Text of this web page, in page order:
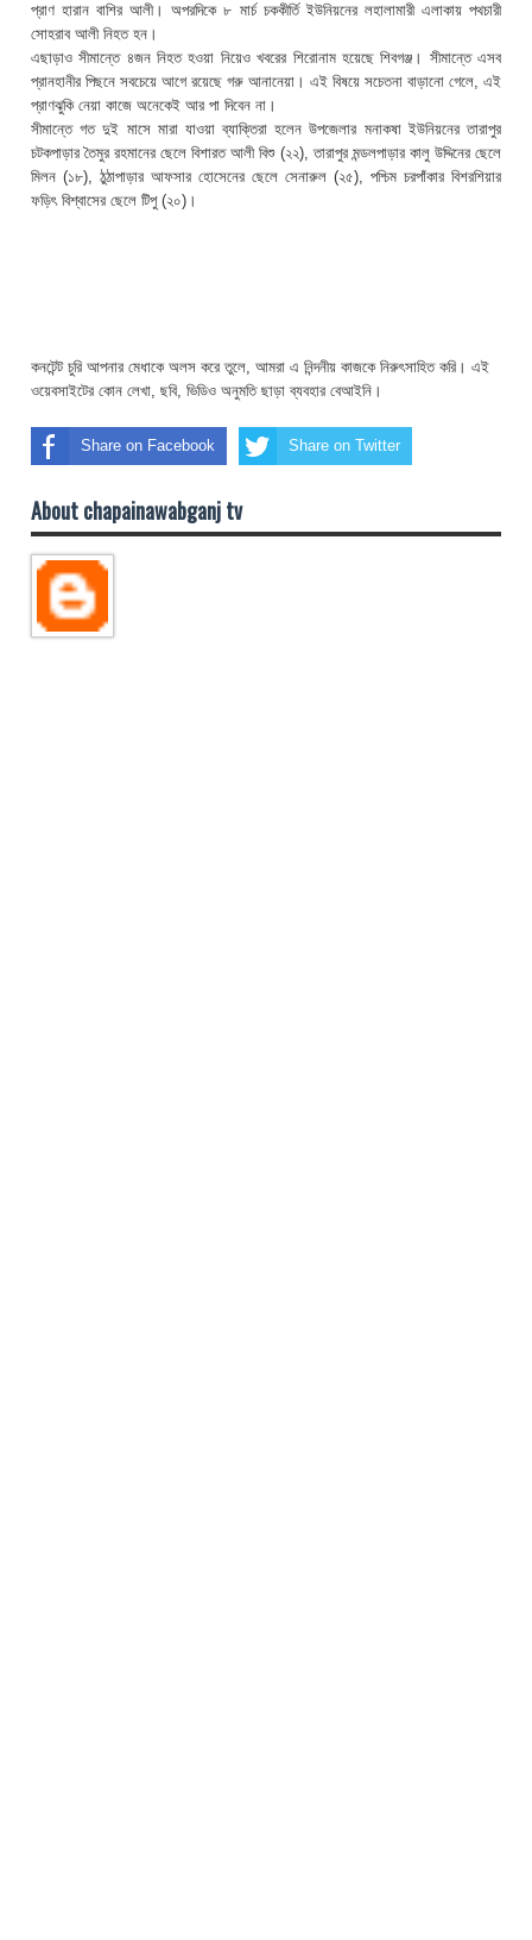
প্রাণ হারান বাশির আলী। অপরদিকে ৮ মার্চ চককীর্তি ইউনিয়নের লহালামারী এলাকায় পথচারী
সোহরাব আলী নিহত হন।
এছাড়াও সীমান্তে ৪জন নিহত হওয়া নিয়েও খবরের শিরোনাম হয়েছে শিবগঞ্জ। সীমান্তে এসব
প্রানহানীর পিছনে সবচেয়ে আগে রয়েছে গরু আনানেয়া। এই বিষয়ে সচেতনা বাড়ানো গেলে, এই
প্রাণঝুকি নেয়া কাজে অনেকেই আর পা দিবেন না।
সীমান্তে গত দুই মাসে মারা যাওয়া ব্যাক্তিরা হলেন উপজেলার মনাকষা ইউনিয়নের তারাপুর
চটকপাড়ার তৈমুর রহমানের ছেলে বিশারত আলী বিশু (২২), তারাপুর মন্ডলপাড়ার কালু উদ্দিনের ছেলে
মিলন (১৮), ঠুঠাপাড়ার আফসার হোসেনের ছেলে সেনারুল (২৫), পশ্চিম চরপাঁকার বিশরশিয়ার
ফড়িৎ বিশ্বাসের ছেলে টিপু (২০)।
কনটেন্ট চুরি আপনার মেধাকে অলস করে তুলে, আমরা এ নিন্দনীয় কাজকে নিরুৎসাহিত করি। এই
ওয়েবসাইটের কোন লেখা, ছবি, ভিডিও অনুমতি ছাড়া ব্যবহার বেআইনি।
Share on Facebook Share on Twitter
About chapainawabganj tv